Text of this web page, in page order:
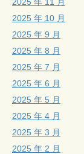
2025 年 10 月
2025 年 9 月
2025 年 8 月
2025 年 7 月
2025 年 6 月
2025 年 5 月
2025 年 4 月
2025 年 3 月
2025 年 2 月